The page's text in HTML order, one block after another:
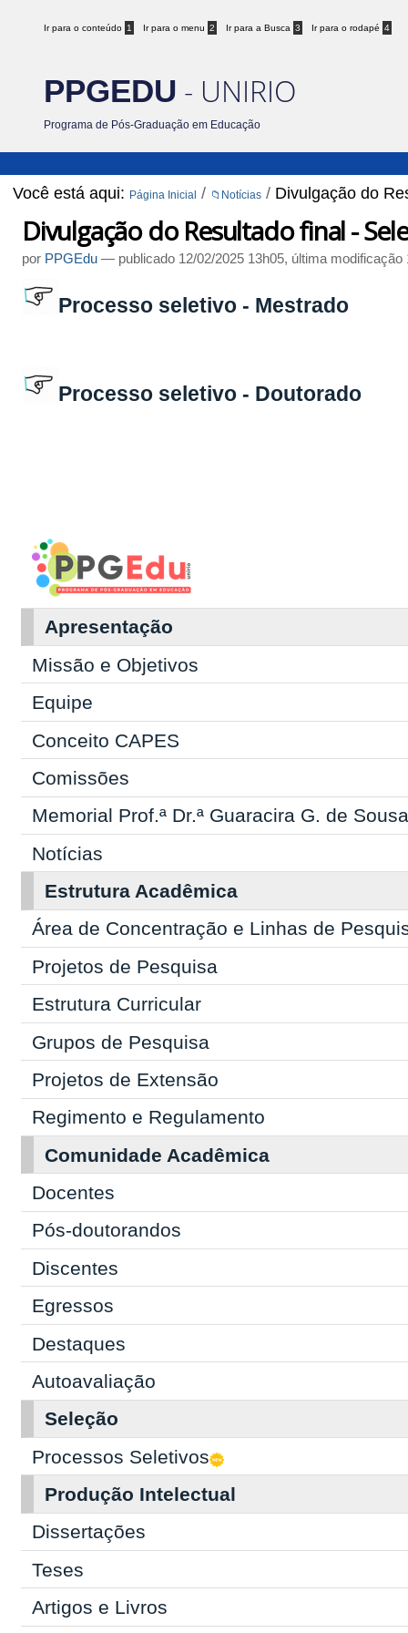
Ir para o conteúdo 1 Ir para o menu 2 Ir para a Busca 3 Ir para o rodapé 4
PPGEDU - UNIRIO
Programa de Pós-Graduação em Educação
Você está aqui: Página Inicial / 📁Notícias / Divulgação do
Divulgação do Resultado final -
por PPGEdu — publicado 12/02/2025 13h05, última modificação
Processo seletivo - Mestrado
Processo seletivo - Doutorado
Apresentação
Missão e Objetivos
Equipe
Conceito CAPES
Comissões
Memorial Prof.ª Dr.ª Guaracira G. de Sousa
Notícias
Estrutura Acadêmica
Área de Concentração e Linhas de
Projetos de Pesquisa
Estrutura Curricular
Grupos de Pesquisa
Projetos de Extensão
Regimento e Regulamento
Comunidade Acadêmica
Docentes
Pós-doutorandos
Discentes
Egressos
Destaques
Autoavaliação
Seleção
Processos Seletivos
Produção Intelectual
Dissertações
Teses
Artigos e Livros